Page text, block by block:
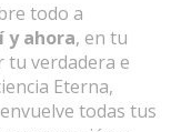
todo a
y ahora, en tu
tu verdadera e
Eterna,
todas tus